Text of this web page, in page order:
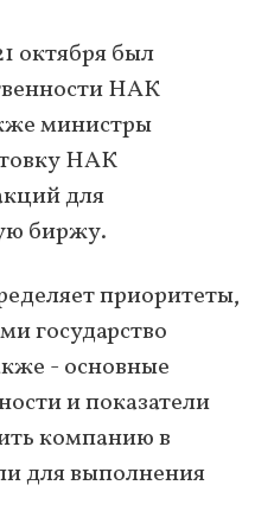
октября был
НАК
министры
НАК
для
биржу.
приоритеты,
государство
- основные
и показатели
компанию в
для выполнения